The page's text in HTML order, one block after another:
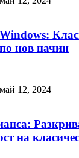
нов начин
май 12, 2024
на